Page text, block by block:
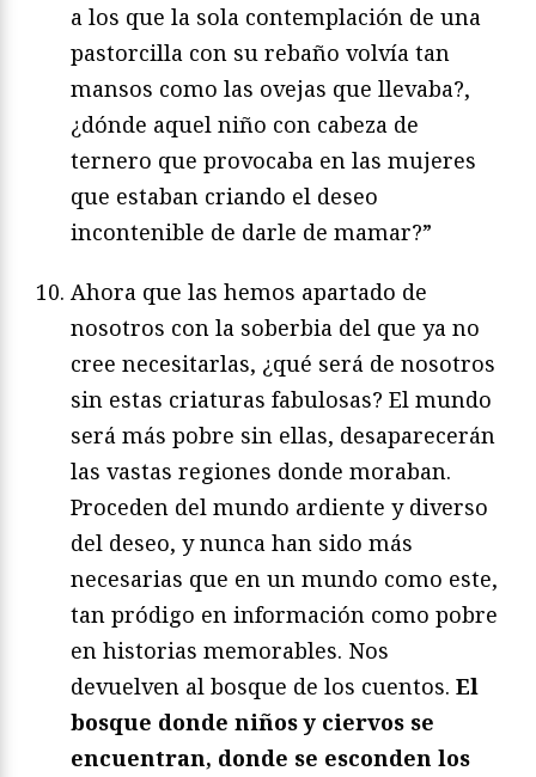
a los que la sola contemplación de una
pastorcilla con su rebaño volvía tan
mansos como las ovejas que llevaba?,
¿dónde aquel niño con cabeza de
ternero que provocaba en las mujeres
que estaban criando el deseo
incontenible de darle de mamar?”
Ahora que las hemos apartado de
nosotros con la soberbia del que ya no
cree necesitarlas, ¿qué será de nosotros
sin estas criaturas fabulosas? El mundo
será más pobre sin ellas, desaparecerán
las vastas regiones donde moraban.
Proceden del mundo ardiente y diverso
del deseo, y nunca han sido más
necesarias que en un mundo como este,
tan pródigo en información como pobre
en historias memorables. Nos
devuelven al bosque de los cuentos. El
bosque donde niños y ciervos se
encuentran, donde se esconden los